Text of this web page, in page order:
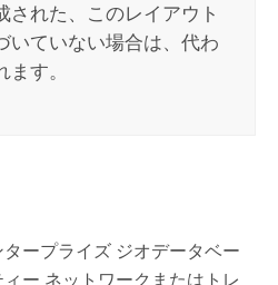
された、このレイアウト
いていない場合は、代わ
す。
ープライズ ジオデータベー
ー ネットワークまたはトレ